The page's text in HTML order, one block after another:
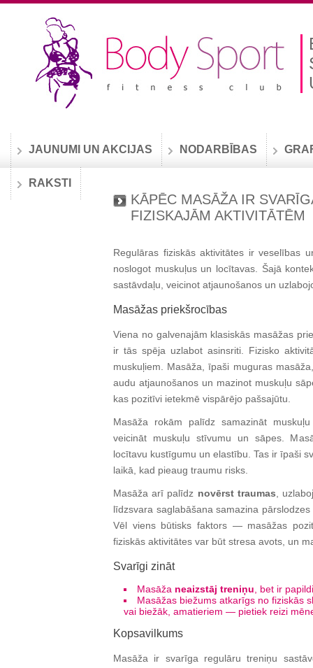
JAUNUMI UN AKCIJAS NODARBĪBAS
RAKSTI
KĀPĒC MASĀŽA IR
FIZISKAJĀM AKTIVITĀTĒM
Regulāras fiziskās aktivitātes ir veselības
noslogot muskuļus un locītavas. Šajā
sastāvdaļu, veicinot atjaunošanos un
Masāžas priekšrocības
Viena no galvenajām klasiskās masāžas
ir tās spēja uzlabot asinsriti. Fizisko
muskuļiem. Masāža, īpaši muguras
audu atjaunošanos un mazinot muskuļu
kas pozitīvi ietekmē vispārējo pašsajūtu.
Masāža rokām palīdz samazināt
veicināt muskuļu stīvumu un sāpes.
locītavu kustīgumu un elastību. Tas ir īpaši
laikā, kad pieaug traumu risks.
Masāža arī palīdz novērst traumas ,
līdzsvara saglabāšana samazina
Vēl viens būtisks faktors — masāžas
fiziskās aktivitātes var būt stresa avots, un
Svarīgi zināt
Masāža neaizstāj treniņu , bet ir
Masāžas biežums atkarīgs no fiziskās
vai biežāk, amatieriem — pietiek reizi
Kopsavilkums
Masāža ir svarīga regulāru treniņu